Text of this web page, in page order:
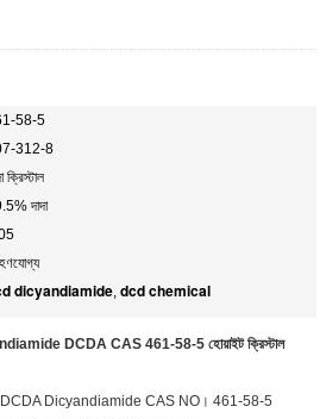
58-5
312-8
ক্রিস্টাল
দাদা
dicyandiamide, dcd chemical
DCDA CAS 461-58-5 হোয়াইট ক্রিস্টাল
DCDA Dicyandiamide CAS NO। 461-58-5